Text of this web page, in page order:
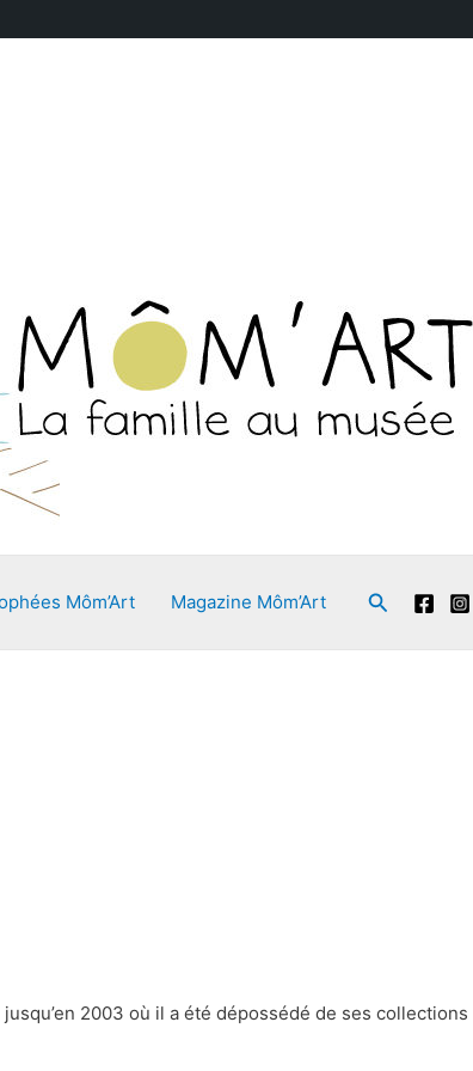
Môm’Art Magazine Môm’Art Rechercher
2003 où il a été dépossédé de ses collections